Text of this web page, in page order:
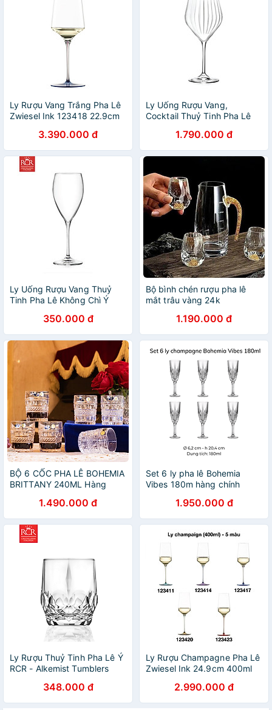
Ly Rượu Vang Trắng Pha Lê
Zwiesel Ink 123418 22.9cm
Dương Midnight hàng chính
hãng
3.390.000 đ
Ly Uống Rượu Vang,
Cocktail Thuỷ Tinh Pha Lê
Timeless - Timeless Wine
Glass 650 ml
1.790.000 đ
Ly Uống Rượu Vang Thuỷ
Tinh Pha Lê Không Chì Ý
Invino Goblet 330 ml
350.000 đ
Bộ bình chén rượu pha lê
mắt trâu vàng 24k
1.190.000 đ
BỘ 6 CỐC PHA LÊ BOHEMIA
BRITTANY 240ML Hàng
1.490.000 đ
Set 6 ly pha lê Bohemia
Vibes 180m hàng chính
1.950.000 đ
Ly Rượu Thuỷ Tinh Pha Lê Ý
RCR - Alkemist Tumblers
348.000 đ
Ly Rượu Champagne Pha Lê
Zwiesel Ink 24.9cm 400ml
2.990.000 đ